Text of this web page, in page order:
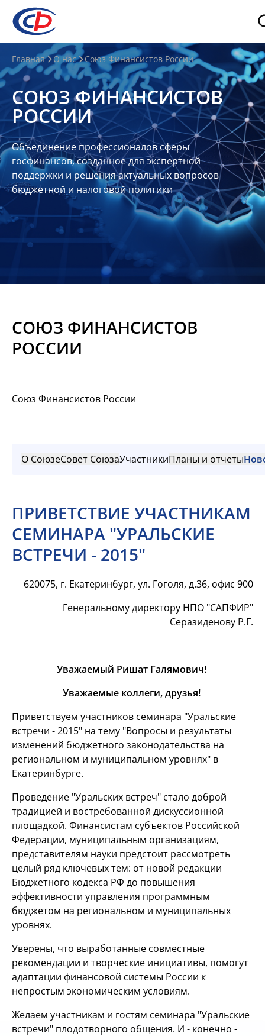
О
нас
О
СФР
Совет
Союза
Участники
Планы
отчеты
Контакты
Материалы
Главная О нас Союз Финансистов России
СОЮЗ ФИНАНСИСТОВ
РОССИИ
Объединение профессионалов сферы
госфинансов, созданное для экспертной
поддержки и решения актуальных вопросов
бюджетной и налоговой политики
СОЮЗ ФИНАНСИСТОВ
РОССИИ
Союз Финансистов России
О СоюзеСовет СоюзаУчастникиПланы и отчеты
ПРИВЕТСТВИЕ УЧАСТНИКАМ
СЕМИНАРА "УРАЛЬСКИЕ
ВСТРЕЧИ - 2015"
620075, г. Екатеринбург, ул. Гоголя, д.36, офис 900
Генеральному директору НПО "САПФИР"
Серазиденову Р.Г.
Уважаемый Ришат Галямович!
Уважаемые коллеги, друзья!
Приветствуем участников семинара "Уральские
встречи - 2015" на тему "Вопросы и результаты
изменений бюджетного законодательства на
региональном и муниципальном уровнях" в
Екатеринбурге.
Проведение "Уральских встреч" стало доброй
традицией и востребованной дискуссионной
площадкой. Финансистам субъектов Российской
Федерации, муниципальным организациям,
представителям науки предстоит рассмотреть
целый ряд ключевых тем: от новой редакции
Бюджетного кодекса РФ до повышения
эффективности управления программным
бюджетом на региональном и муниципальных
уровнях.
Уверены, что выработанные совместные
рекомендации и творческие инициативы, помогут
адаптации финансовой системы России к
непростым экономическим условиям.
Желаем участникам и гостям семинара "Уральские
встречи" плодотворного общения. И - конечно -